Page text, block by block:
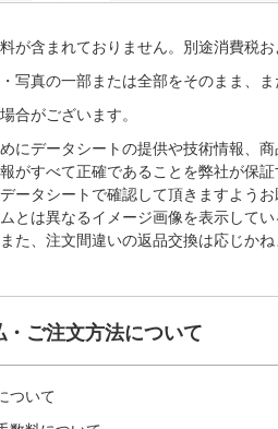
含まれておりません。別途消費税
真の一部または全部をそのまま、
合がございます。
データシートの提供や技術情報、商
がすべて正確であることを弊社が保証
ータシートで確認して頂きますようお
とは異なるイメージ画像を表示してい
た、注文間違いの返品交換は応じかね
・ご注文方法について
ついて